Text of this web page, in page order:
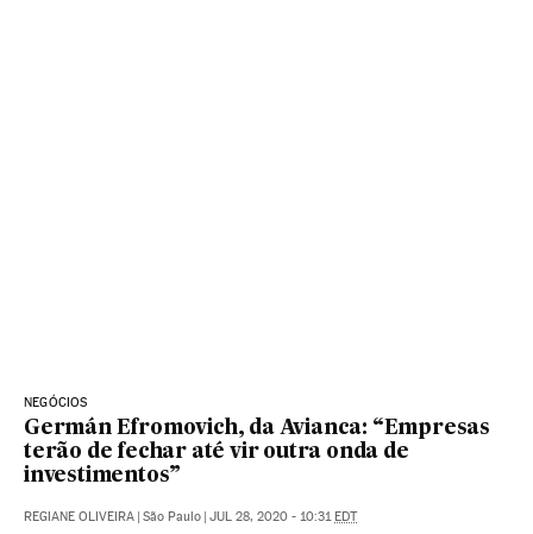
NEGÓCIOS
Germán Efromovich, da Avianca: “Empresas
terão de fechar até vir outra onda de
investimentos”
REGIANE OLIVEIRA São Paulo JUL 28, 2020 - 10:31 EDT